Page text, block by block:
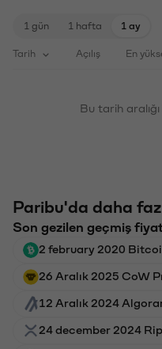
1 gün 1 hafta 1 ay
Tarih Açılış En
Bu tarih
Paribu'da daha
Son gezilen geçmiş
2 february 2020
26 Aralık 2025 CoW
12 Aralık 2024
24 december 2024